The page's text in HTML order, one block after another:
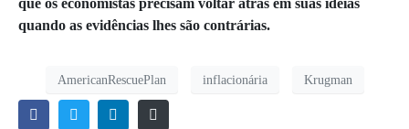
que os economistas precisam voltar atrás em suas ideias
quando as evidências lhes são contrárias.
AmericanRescuePlan inflacionária Krugman